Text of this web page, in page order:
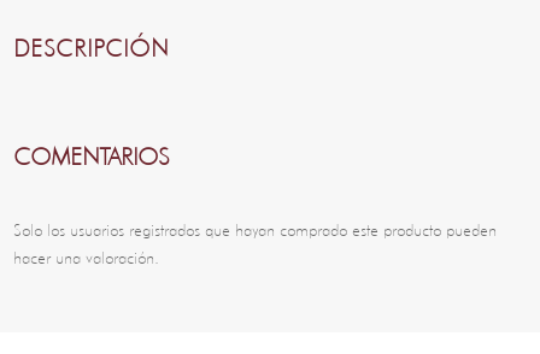
DESCRIPCIÓN
COMENTARIOS
Solo los usuarios registrados que hayan comprado este producto pueden
hacer una valoración.